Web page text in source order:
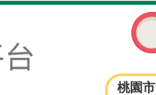
桃園